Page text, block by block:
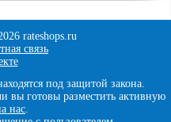
rateshops.ru
связь
под защитой закона.
вы готовы разместить активную
нас.